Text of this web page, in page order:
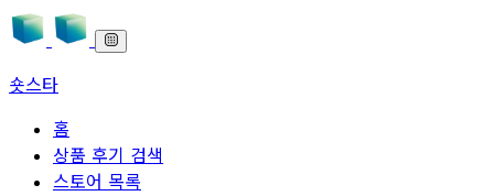
숏스타
홈
상품 후기 검색
스토어 목록